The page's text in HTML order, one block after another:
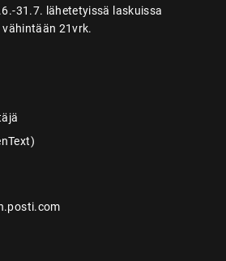
31.7. lähetetyissä laskuissa
21vrk.